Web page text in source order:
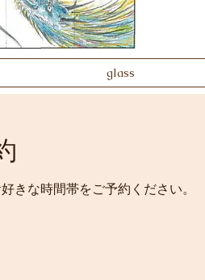
glass
きな時間帯をご予約ください。